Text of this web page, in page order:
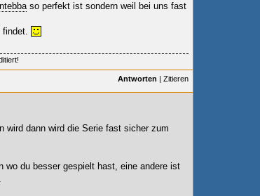
so perfekt ist sondern weil bei uns fast
findet.
Antworten | Zitieren
wird dann wird die Serie fast sicher zum
du besser gespielt hast, eine andere ist